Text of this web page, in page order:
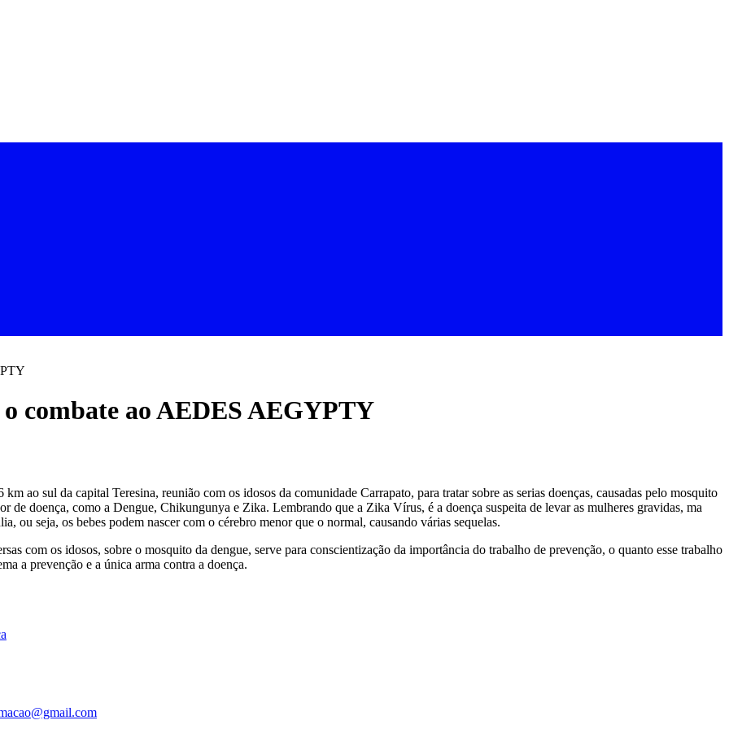
o combate ao AEDES AEGYPTY
ao sul da capital Teresina, reunião com os idosos da comunidade Carrapato, para tratar sobre as serias doenças, causadas pelo mosquito
doença, como a Dengue, Chikungunya e Zika. Lembrando que a Zika Vírus, é a doença suspeita de levar as mulheres gravidas, ma
ou seja, os bebes podem nascer com o cérebro menor que o normal, causando várias sequelas.
com os idosos, sobre o mosquito da dengue, serve para conscientização da importância do trabalho de prevenção, o quanto esse trabalho
a prevenção e a única arma contra a doença.